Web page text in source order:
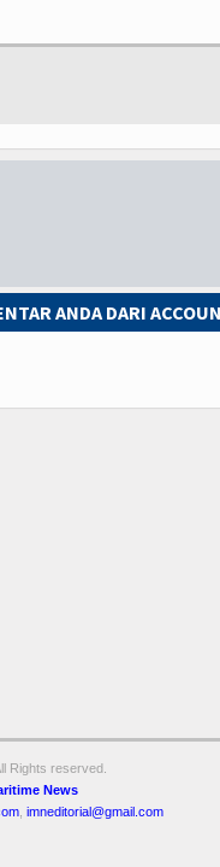
ANDA DARI
Rights reserved.
News
imneditorial@gmail.com